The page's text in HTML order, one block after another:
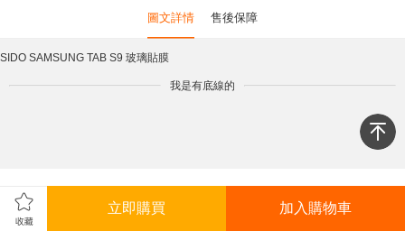
圖文詳情 售後保障
SIDO SAMSUNG TAB S9 玻璃貼膜
我是有底線的
立即購買 加入購物車